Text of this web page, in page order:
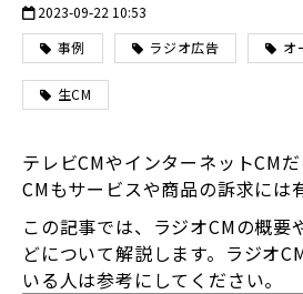
2023-09-22 10:53
事例
ラジオ広告 オ
生CM
テレビCMやインターネットCM
CMもサービスや商品の訴求には
この記事では、ラジオCMの概要
どについて解説します。ラジオ
いる人は参考にしてください。